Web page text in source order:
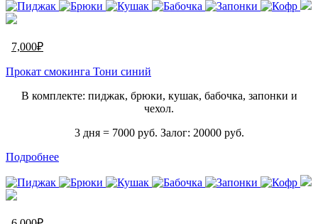
7,000₽
Прокат смокинга Тони синий
В комплекте: пиджак, брюки, кушак, бабочка, запонки и
чехол.
3 дня = 7000 руб. Залог: 20000 руб.
Подробнее